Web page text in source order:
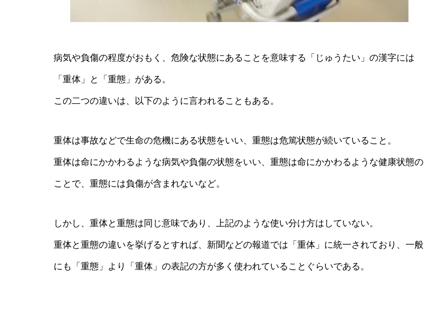
病気や負傷の程度がおもく、危険な状態にあることを意味する「じゅうたい」の漢字には
「重体」と「重態」がある。
この二つの違いは、以下のように言われることもある。
重体は事故などで生命の危機にある状態をいい、重態は危篤状態が続いていること。
重体は命にかかわるような病気や負傷の状態をいい、重態は命にかかわるような健康状態の
ことで、重態には負傷が含まれないなど。
しかし、重体と重態は同じ意味であり、上記のような使い分け方はしていない。
重体と重態の違いを挙げるとすれば、新聞などの報道では「重体」に統一されており、一般
にも「重態」より「重体」の表記の方が多く使われていることぐらいである。